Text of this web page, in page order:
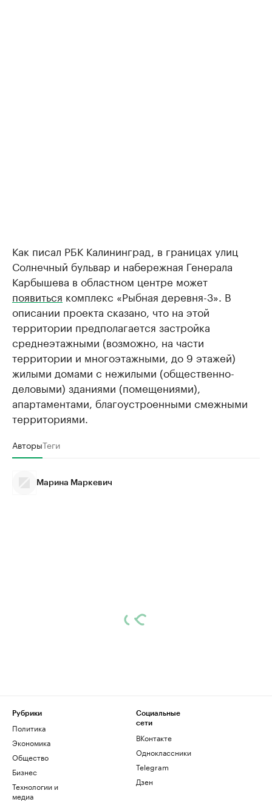
Как писал РБК Калининград, в границах улиц
Солнечный бульвар и набережная Генерала
Карбышева в областном центре может
появиться комплекс «Рыбная деревня-3». В
описании проекта сказано, что на этой
территории предполагается застройка
среднеэтажными (возможно, на части
территории и многоэтажными, до 9 этажей)
жилыми домами с нежилыми (общественно-
деловыми) зданиями (помещениями),
апартаментами, благоустроенными смежными
территориями.
АвторыТеги
Марина Маркевич
Рубрики
Политика
Экономика
Общество
Бизнес
Технологии и
медиа
Социальные
сети
ВКонтакте
Одноклассники
Telegram
Дзен